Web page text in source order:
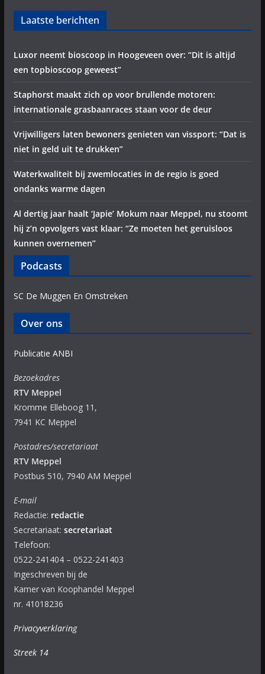
Laatste berichten
Luxor neemt bioscoop in Hoogeveen over: “Dit is altijd
een topbioscoop geweest”
Staphorst maakt zich op voor brullende motoren:
internationale grasbaanraces staan voor de deur
Vrijwilligers laten bewoners genieten van vissport: “Dat is
niet in geld uit te drukken”
Waterkwaliteit bij zwemlocaties in de regio is goed
ondanks warme dagen
Al dertig jaar haalt ‘Japie’ Mokum naar Meppel, nu stoomt
hij z’n opvolgers vast klaar: “Ze moeten het geruisloos
kunnen overnemen”
Podcasts
SC De Muggen En Omstreken
Over ons
Publicatie ANBI
Bezoekadres
RTV Meppel
Kromme Elleboog 11,
7941 KC Meppel
Postadres/secretariaat
RTV Meppel
Postbus 510, 7940 AM Meppel
E-mail
Redactie: redactie
Secretariaat: secretariaat
Telefoon:
0522-241404 – 0522-241403
Ingeschreven bij de
Kamer van Koophandel Meppel
nr. 41018236
Privacyverklaring
Streek 14